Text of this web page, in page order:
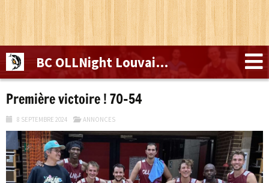
BC OLLNight Louvain-la-Neuve
Première victoire ! 70-54
8 SEPTEMBRE 2024 ANNONCES